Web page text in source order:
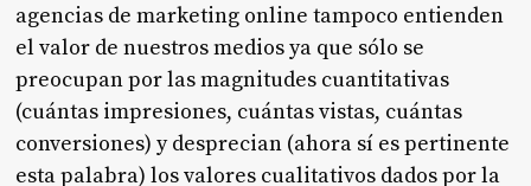
agencias de marketing online tampoco entienden
el valor de nuestros medios ya que sólo se
preocupan por las magnitudes cuantitativas
(cuántas impresiones, cuántas vistas, cuántas
conversiones) y desprecian (ahora sí es pertinente
esta palabra) los valores cualitativos dados por la